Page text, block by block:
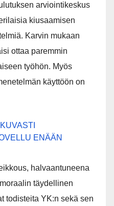
arviointikeskus
kiusaamisen
Karvin mukaan
ottaa paremmin
työhön. Myös
käyttöön on
ENÄÄN
halvaantuneena
täydellinen
todisteita YK:n sekä sen